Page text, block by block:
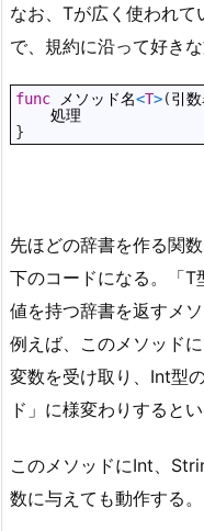
なお、Tが広く使われ
で、規約に沿って好き
func メソッド名<T>(引数
処理
}
先ほどの辞書を作る関
下のコードになる。「T
値を持つ辞書を返すメ
例えば、このメソッド
変数を受け取り、Int型
ド」に様変わりすると
このメソッドにInt、
数に与えても動作する。